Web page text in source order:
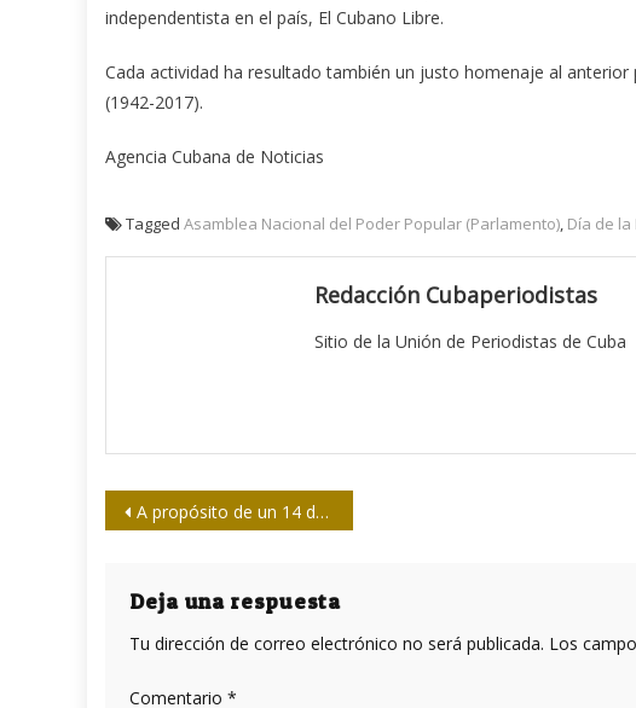
independentista en el país, El Cubano Libre.
Cada actividad ha resultado también un justo homenaje al
(1942-2017).
Agencia Cubana de Noticias
Tagged Asamblea Nacional del Poder Popular (Parlamento), Día de
Redacción Cubaperiodistas
Sitio de la Unión de Periodistas de Cuba
Navegación
entradas
A propósito de un 14 de Marzo igual y diferente
Deja una respuesta
Tu dirección de correo electrónico no será publicada. Los
Comentario *